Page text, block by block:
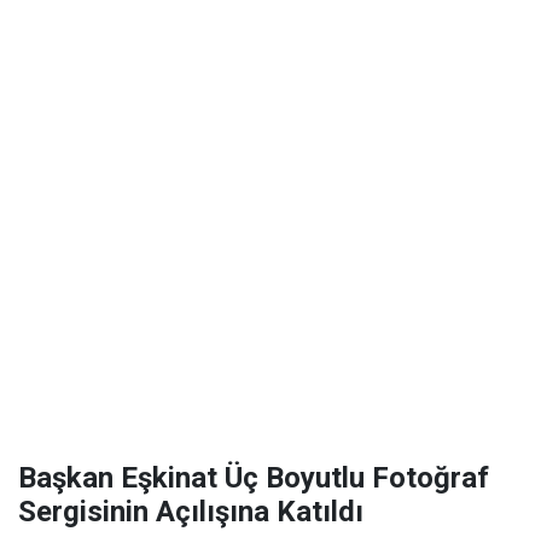
Başkan Eşkinat Üç Boyutlu Fotoğraf
Sergisinin Açılışına Katıldı